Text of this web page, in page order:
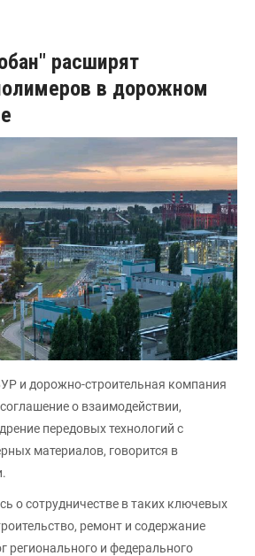
расширят
в дорожном
и дорожно-строительная компания
о взаимодействии,
передовых технологий с
материалов, говорится в
о сотрудничестве в таких ключевых
ремонт и содержание
регионального и федерального